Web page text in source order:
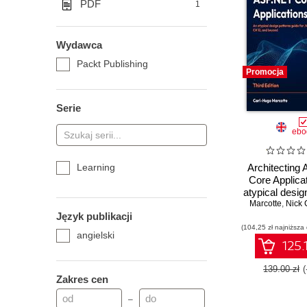
PDF 1
Wydawca
Packt Publishing
Serie
Learning
Język publikacji
angielski
Zakres cen
–
Promocja
Architecting
Core
atypical
guide for
Marcotte, Nick
(104,25 zł
139.00 zł